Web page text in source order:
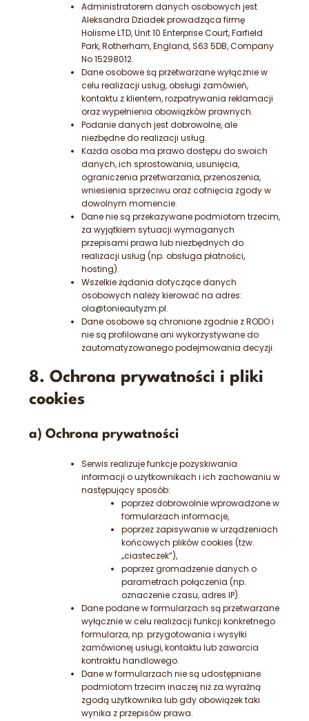
Administratorem danych osobowych jest
Aleksandra Dziadek prowadząca firmę
Holisme LTD, Unit 10 Enterprise Court, Farfield
Park, Rotherham, England, S63 5DB, Company
No 15298012.
Dane osobowe są przetwarzane wyłącznie w
celu realizacji usług, obsługi zamówień,
kontaktu z klientem, rozpatrywania reklamacji
oraz wypełnienia obowiązków prawnych.
Podanie danych jest dobrowolne, ale
niezbędne do realizacji usług.
Każda osoba ma prawo dostępu do swoich
danych, ich sprostowania, usunięcia,
ograniczenia przetwarzania, przenoszenia,
wniesienia sprzeciwu oraz cofnięcia zgody w
dowolnym momencie.
Dane nie są przekazywane podmiotom trzecim,
za wyjątkiem sytuacji wymaganych
przepisami prawa lub niezbędnych do
realizacji usług (np. obsługa płatności,
hosting).
Wszelkie żądania dotyczące danych
osobowych należy kierować na adres:
ola@tonieautyzm.pl.
Dane osobowe są chronione zgodnie z RODO i
nie są profilowane ani wykorzystywane do
zautomatyzowanego podejmowania decyzji.
8. Ochrona prywatności i pliki
cookies
a) Ochrona prywatności
Serwis realizuje funkcje pozyskiwania
informacji o użytkownikach i ich zachowaniu w
następujący sposób:
poprzez dobrowolnie wprowadzone w
formularzach informacje,
poprzez zapisywanie w urządzeniach
końcowych plików cookies (tzw.
„ciasteczek”),
poprzez gromadzenie danych o
parametrach połączenia (np.
oznaczenie czasu, adres IP).
Dane podane w formularzach są przetwarzane
wyłącznie w celu realizacji funkcji konkretnego
formularza, np. przygotowania i wysyłki
zamówionej usługi, kontaktu lub zawarcia
kontraktu handlowego.
Dane w formularzach nie są udostępniane
podmiotom trzecim inaczej niż za wyraźną
zgodą użytkownika lub gdy obowiązek taki
wynika z przepisów prawa.